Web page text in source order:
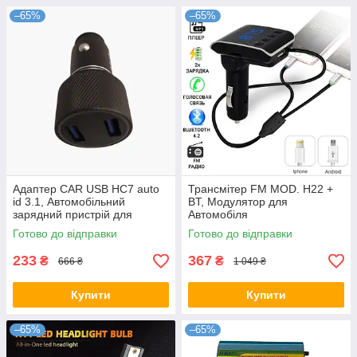
–65%
Адаптер CAR USB HC7 auto
id 3.1, Автомобільний
зарядний пристрій для
телефону, навігатора,
камери
Готово до відправки
233 ₴ 666 ₴
Купити
–65%
Трансмітер FM MOD. H22 +
BT, Модулятор для
Автомобіля
Готово до відправки
367 ₴ 1 049 ₴
Купити
–65% –65%